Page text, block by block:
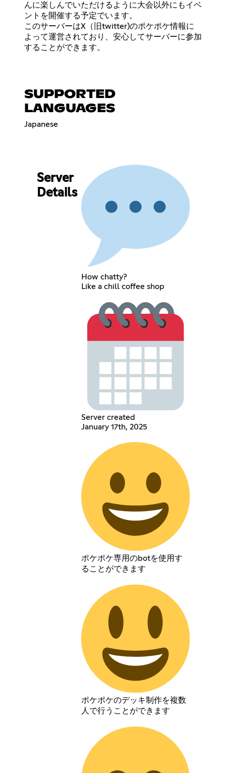
んに楽しんでいただけるように大会以外にもイベ
ントを開催する予定でいます。
このサーバーはX（旧twitter)のポケポケ情報に
よって運営されており、安心してサーバーに参加
することができます。
SUPPORTED
LANGUAGES
Japanese
Server
Details
How chatty?
Like a chill coffee shop
Server created
January 17th, 2025
ポケポケ専用のbotを使用す
ることができます
ポケポケのデッキ制作を複数
人で行うことができます